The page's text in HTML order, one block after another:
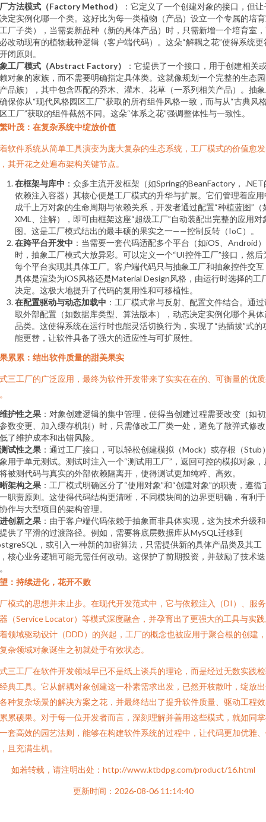
方法模式（Factory Method）
：它定义了一个创建对象的接口，但让
定实例化哪一个类。这好比为每一类植物（产品）设立一个专属的培
厂子类），当需要新品种（新的具体产品）时，只需新增一个培育室
改动现有的植物栽种逻辑（客户端代码）。这朵“解耦之花”使得系统更
闭原则。
工厂模式（Abstract Factory）
：它提供了一个接口，用于创建相关
对象的家族，而不需要明确指定具体类。这就像规划一个完整的生态
品族），其中包含匹配的乔木、灌木、花草（一系列相关产品）。抽
保你从“现代风格园区工厂”获取的所有组件风格一致，而与从“古典风
工厂”获取的组件截然不同。这朵“体系之花”强调整体性与一致性。
叶茂：在复杂系统中绽放价值
软件系统从简单工具演变为庞大复杂的生态系统，工厂模式的价值愈
其开花之处遍布架构关键节点。
在框架与库中 ：众多主流开发框架（如Spring的BeanFactory， .NET
依赖注入容器）其核心便是工厂模式的升华与扩展。它们管理着应用
成千上万对象的生命周期与依赖关系，开发者通过配置“种植蓝图”（
XML、注解），即可由框架这座“超级工厂”自动装配出完整的应用对
图。这是工厂模式结出的最丰硕的果实之一——控制反转（IoC）。
在跨平台开发中 ：当需要一套代码适配多个平台（如iOS、Android）
时，抽象工厂模式大放异彩。可以定义一个“UI控件工厂”接口，然后
每个平台实现其具体工厂。客户端代码只与抽象工厂和抽象控件交互
具体是渲染为iOS风格还是Material Design风格，由运行时选择的工
决定。这极大地提升了代码的复用性和可移植性。
在配置驱动与动态加载中 ：工厂模式常与反射、配置文件结合。通
取外部配置（如数据库类型、算法版本），动态决定实例化哪个具体
品类。这使得系统在运行时也能灵活切换行为，实现了“热插拔”式的
能更替，让软件具备了强大的适应性与可扩展性。
累累：结出软件质量的甜美果实
三工厂的广泛应用，最终为软件开发带来了实实在在的、可衡量的优
护性之果 ：对象创建逻辑的集中管理，使得当创建过程需要改变（如
数变更、加入缓存机制）时，只需修改工厂类一处，避免了散弹式修
了维护成本和出错风险。
试性之果 ：通过工厂接口，可以轻松创建模拟（Mock）或存根（Stub
用于单元测试。测试时注入一个“测试用工厂”，返回可控的模拟对象，
被测代码与真实的外部依赖隔离开，使得测试更加纯粹、高效。
架构之果 ：工厂模式明确区分了“使用对象”和“创建对象”的职责，遵循
职责原则。这使得代码结构更清晰，不同模块间的边界更明确，有利
作与大型项目的架构管理。
创新之果 ：由于客户端代码依赖于抽象而非具体实现，这为技术升级
供了平滑的过渡路径。例如，需要将底层数据库从MySQL迁移到
，或引入一种新的加密算法，只需提供新的具体产品类及其工
核心业务逻辑可能无需任何改动。这保护了前期投资，并鼓励了技术迭
：持续进化，花开不败
模式的思想并未止步。在现代开发范式中，它与依赖注入（DI）、服
（Service Locator）等模式深度融合，并孕育出了更强大的工具与实
领域驱动设计（DDD）的兴起，工厂的概念也被应用于聚合根的创建
杂领域对象诞生之初就处于有效状态。
三工厂在软件开发领域早已不是纸上谈兵的理论，而是经过无数实践
典工具。它从解耦对象创建这一朴素需求出发，已然开枝散叶，绽放
种复杂场景的解决方案之花，并最终结出了提升软件质量、驱动工程
累硕果。对于每一位开发者而言，深刻理解并善用这些模式，就如同
套高效的园艺法则，能够在构建软件系统的过程中，让代码更加优雅
且充满生机。
如若转载，请注明出处：http://www.ktbdpg.com/product/16.html
更新时间：2026-08-06 11:14:40